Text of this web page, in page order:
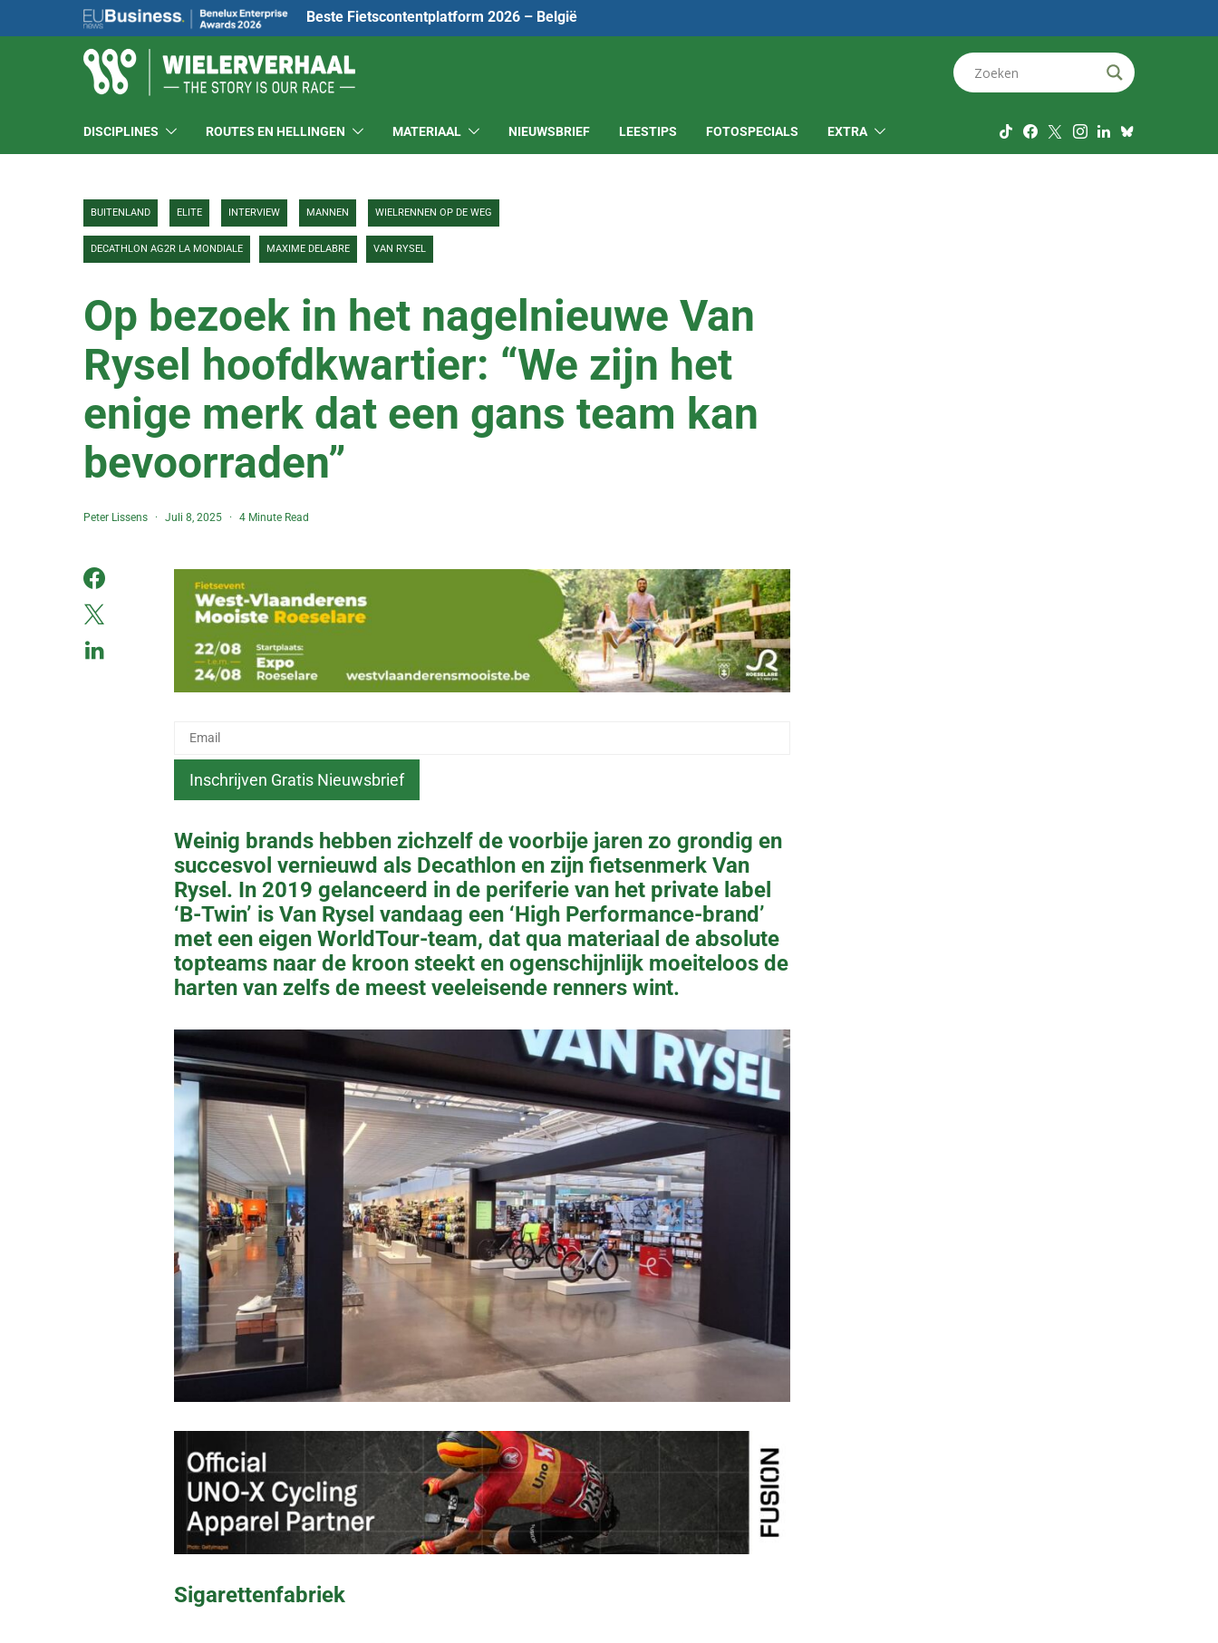
Beste Fietscontentplatform 2026 – België
DISCIPLINES ROUTES EN HELLINGEN MATERIAAL NIEUWSBRIEF LEESTIPS FOTOSPECIALS EXTRA
BUITENLAND ELITE INTERVIEW MANNEN WIELRENNEN OP DE WEG
DECATHLON AG2R LA MONDIALE MAXIME DELABRE VAN RYSEL
Op bezoek in het nagelnieuwe Van
Rysel hoofdkwartier: “We zijn het
enige merk dat een gans team kan
bevoorraden”
Peter Lissens Juli 8, 2025 4 Minute Read
Weinig brands hebben zichzelf de voorbije jaren zo grondig en
succesvol vernieuwd als Decathlon en zijn fietsenmerk Van
Rysel. In 2019 gelanceerd in de periferie van het private label
‘B-Twin’ is Van Rysel vandaag een ‘High Performance-brand’
met een eigen WorldTour-team, dat qua materiaal de absolute
topteams naar de kroon steekt en ogenschijnlijk moeiteloos de
harten van zelfs de meest veeleisende renners wint.
Sigarettenfabriek